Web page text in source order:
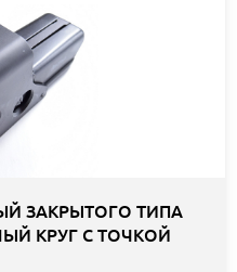
ЗАКРЫТОГО ТИПА
КРУГ С ТОЧКОЙ